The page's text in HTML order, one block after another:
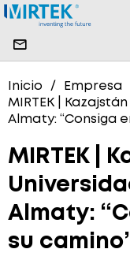
NOTICIAS
PRODUCTO
CONTACTOS
Inicio Empresa
MIRTEK |
Almaty: “Consiga
MIRTEK |
Almaty:
su